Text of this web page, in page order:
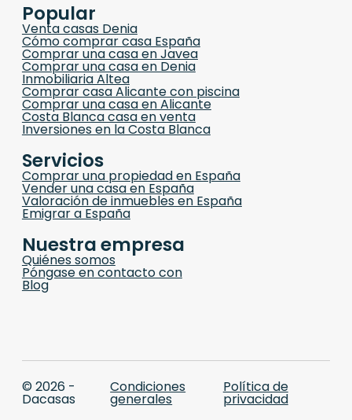
Popular
Venta casas Denia
Cómo comprar casa España
Comprar una casa en Javea
Comprar una casa en Denia
Inmobiliaria Altea
Comprar casa Alicante con piscina
Comprar una casa en Alicante
Costa Blanca casa en venta
Inversiones en la Costa Blanca
Servicios
Comprar una propiedad en España
Vender una casa en España
Valoración de inmuebles en España
Emigrar a España
Nuestra empresa
Quiénes somos
Póngase en contacto con
Blog
© 2026 -
Dacasas
Condiciones
generales
Política de
privacidad